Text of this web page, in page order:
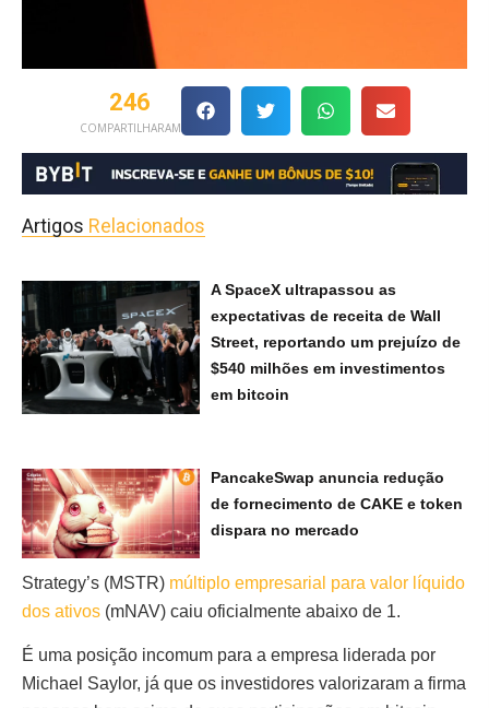
COMPARTILHARAM
246
Artigos Relacionados
A SpaceX ultrapassou as
expectativas de receita de Wall
Street, reportando um prejuízo de
$540 milhões em investimentos
em bitcoin
PancakeSwap anuncia redução
de fornecimento de CAKE e token
dispara no mercado
Strategy’s (MSTR) múltiplo empresarial para valor líquido
dos ativos (mNAV) caiu oficialmente abaixo de 1.
É uma posição incomum para a empresa liderada por
Michael Saylor, já que os investidores valorizaram a firma